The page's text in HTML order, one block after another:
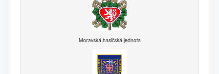
Moravská hasičská jednota